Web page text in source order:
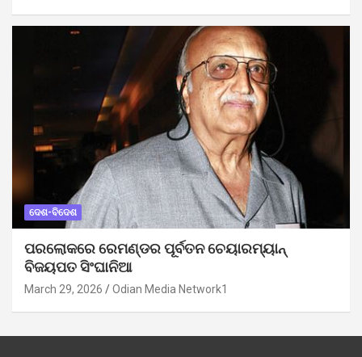
ଦେଶ-ବିଦେଶ
ପରଲୋକରେ ରେମଣ୍ଡର ପୂର୍ବତନ ଚେୟାରମ୍ୟାନ୍
ବିଜୟପତ ସିଂଘାନିଆ
March 29, 2026 Odian Media Network1